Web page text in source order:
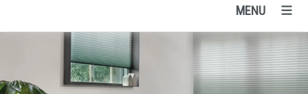
MENU